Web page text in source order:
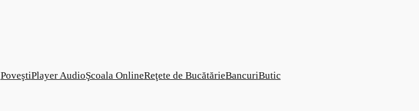
PoveştiPlayer AudioŞcoala OnlineReţete de BucătărieBancuriButic